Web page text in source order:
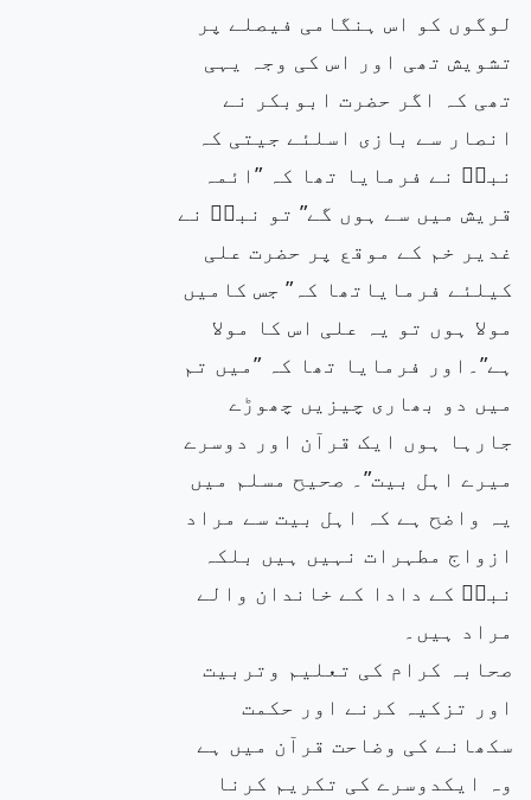
لوگوں کو اس ہنگامی فیصلے پر
تشویش تھی اور اس کی وجہ یہی
تھی کہ اگر حضرت ابوبکر نے
انصار سے بازی اسلئے جیتی کہ
نبیۖ نے فرمایا تھا کہ ”ائمہ
قریش میں سے ہوں گے” تو نبیۖ نے
غدیر خم کے موقع پر حضرت علی
کیلئے فرمایاتھا کہ” جس کامیں
مولا ہوں تو یہ علی اس کا مولا
ہے”۔اور فرمایا تھا کہ ”میں تم
میں دو بھاری چیزیں چھوڑے
جارہا ہوں ایک قرآن اور دوسرے
میرے اہل بیت”۔ صحیح مسلم میں
یہ واضح ہے کہ اہل بیت سے مراد
ازواج مطہرات نہیں ہیں بلکہ
نبیۖ کے دادا کے خاندان والے
مراد ہیں۔
صحابہ کرام کی تعلیم وتربیت
اور تزکیہ کرنے اور حکمت
سکھانے کی وضاحت قرآن میں ہے
وہ ایکدوسرے کی تکریم کرنا